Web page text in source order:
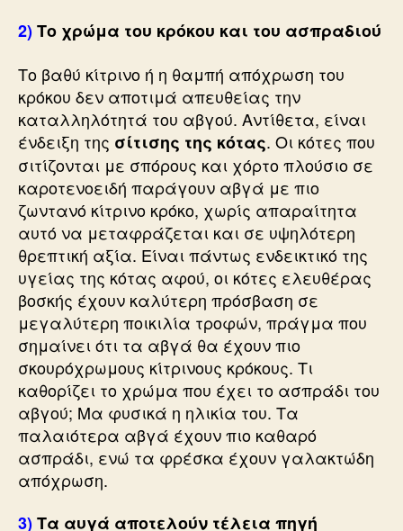
2)Το χρώμα του κρόκου και του ασπραδιού
Το βαθύ κίτρινο ή η θαμπή απόχρωση του
κρόκου δεν αποτιμά απευθείας την
καταλληλότητά του αβγού. Αντίθετα, είναι
ένδειξη της σίτισης της κότας. Οι κότες που
σιτίζονται με σπόρους και χόρτο πλούσιο σε
καροτενοειδή παράγουν αβγά με πιο
ζωντανό κίτρινο κρόκο, χωρίς απαραίτητα
αυτό να μεταφράζεται και σε υψηλότερη
θρεπτική αξία. Είναι πάντως ενδεικτικό της
υγείας της κότας αφού, οι κότες ελευθέρας
βοσκής έχουν καλύτερη πρόσβαση σε
μεγαλύτερη ποικιλία τροφών, πράγμα που
σημαίνει ότι τα αβγά θα έχουν πιο
σκουρόχρωμους κίτρινους κρόκους. Τι
καθορίζει το χρώμα που έχει το ασπράδι του
αβγού; Μα φυσικά η ηλικία του. Τα
παλαιότερα αβγά έχουν πιο καθαρό
ασπράδι, ενώ τα φρέσκα έχουν γαλακτώδη
απόχρωση.
3)Τα αυγά αποτελούν τέλεια πηγή